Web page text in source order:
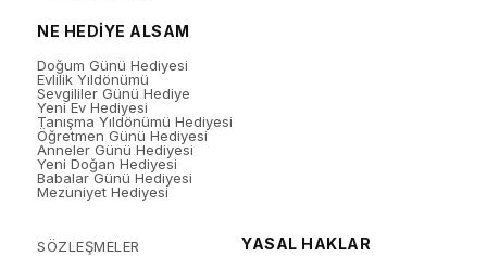
NE HEDİYE ALSAM
Doğum Günü Hediyesi
Evlilik Yıldönümü
Sevgililer Günü Hediye
Yeni Ev Hediyesi
Tanışma Yıldönümü Hediyesi
Öğretmen Günü Hediyesi
Anneler Günü Hediyesi
Yeni Doğan Hediyesi
Babalar Günü Hediyesi
Mezuniyet Hediyesi
SÖZLEŞMELER
YASAL HAKLAR